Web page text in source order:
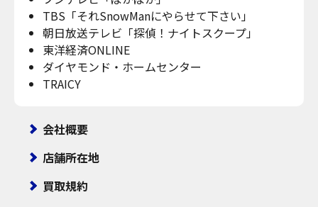
TBS「それSnowManにやらせて下さい」
朝日放送テレビ「探偵！ナイトスクープ」
東洋経済ONLINE
ダイヤモンド・ホームセンター
TRAICY
会社概要
店舗所在地
買取規約